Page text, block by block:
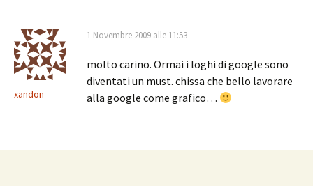
xandon
1 Novembre 2009 alle 11:53
molto carino. Ormai i loghi di google sono
diventati un must. chissa che bello lavorare
alla google come grafico…